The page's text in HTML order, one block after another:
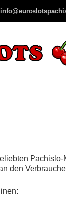
den